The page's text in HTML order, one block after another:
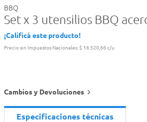
BBQ
Set x 3 utensilios BBQ
¡Calificá este producto!
Precio sin Impuestos Nacionales:$ 16.520,66 c/u
Cambios y Devoluciones
Especificaciones técnicas